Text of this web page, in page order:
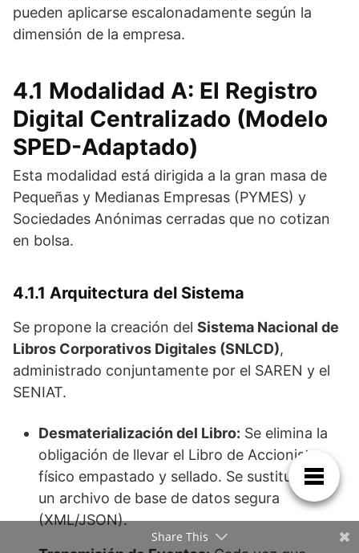
pueden aplicarse escalonadamente según la
dimensión de la empresa.
4.1 Modalidad A: El Registro
Digital Centralizado (Modelo
SPED-Adaptado)
Esta modalidad está dirigida a la gran masa de
Pequeñas y Medianas Empresas (PYMES) y
Sociedades Anónimas cerradas que no cotizan
en bolsa.
4.1.1 Arquitectura del Sistema
Se propone la creación del Sistema Nacional de
Libros Corporativos Digitales (SNLCD),
administrado conjuntamente por el SAREN y el
SENIAT.
Desmaterialización del Libro: Se elimina la
obligación de llevar el Libro de Accionistas
físico empastado y sellado. Se sustituye por
un archivo de base de datos segura
(XML/JSON).
Share This